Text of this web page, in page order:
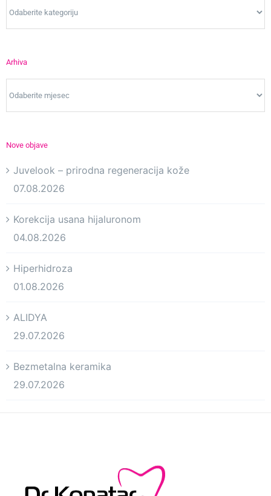
Arhiva
Nove objave
Juvelook – prirodna regeneracija kože
07.08.2026
Korekcija usana hijaluronom
04.08.2026
Hiperhidroza
01.08.2026
ALIDYA
29.07.2026
Bezmetalna keramika
29.07.2026